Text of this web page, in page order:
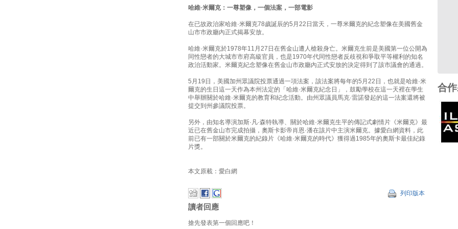
哈維·米爾克：一尊塑像，一個法案，一部電影
在已故政治家哈維·米爾克78歲誕辰的5月22日當天，一尊米爾克的紀念塑像在美國舊金
山市市政廳內正式揭幕安放。
哈維·米爾克於1978年11月27日在舊金山遭人槍殺身亡。米爾克生前是美國第一位公開為
同性戀者的大城市市府高級官員，也是1970年代同性戀者反歧視和爭取平等權利的知名
政治活動家。米爾克紀念塑像在舊金山市政廳內正式安放的決定得到了該市議會的通過。
5月19日，美國加州眾議院投票通過一項法案，該法案將每年的5月22日，也就是哈維·米
爾克的生日這一天作為本州法定的「哈維·米爾克紀念日」，鼓勵學校在這一天裡在學生
中舉辦關於哈維·米爾克的教育和紀念活動。由州眾議員馬克·雷諾發起的這一法案還將被
提交到州參議院投票。
另外，由知名導演加斯·凡·森特執導、關於哈維·米爾克生平的傳記式劇情片《米爾克》最
近已在舊金山市完成拍攝，奧斯卡影帝肖恩·潘在該片中主演米爾克。據愛白網資料，此
前已有一部關於米爾克的紀錄片《哈維·米爾克的時代》獲得過1985年的奧斯卡最佳紀錄
片獎。
本文原載：愛白網
列印版本
讀者回應
搶先發表第一個回應吧！
合